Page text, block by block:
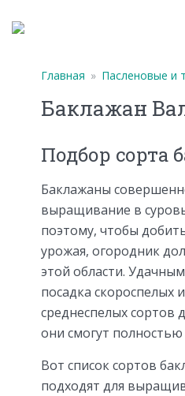
Главная » Пасленовые и
Баклажан
Подбор сорта
Баклажаны
выращивание в
поэтому, чтобы
урожая, огородник
этой области.
посадка скороспелых
среднеспелых сортов
они смогут полностью
Вот список сортов
подходят для